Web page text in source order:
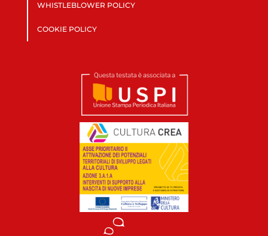
WHISTLEBLOWER POLICY
COOKIE POLICY